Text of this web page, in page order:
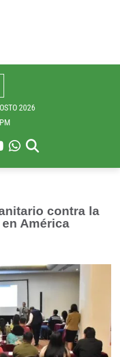
2026
contra la
América